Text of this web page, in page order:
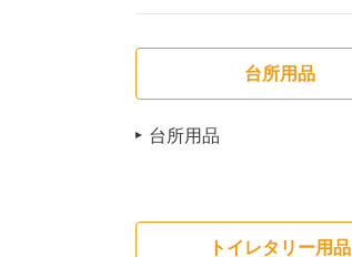
台所用品
台所用品
トイレタリー用品